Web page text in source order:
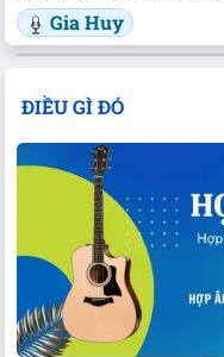
Gia Huy
ĐIỀU GÌ ĐÓ